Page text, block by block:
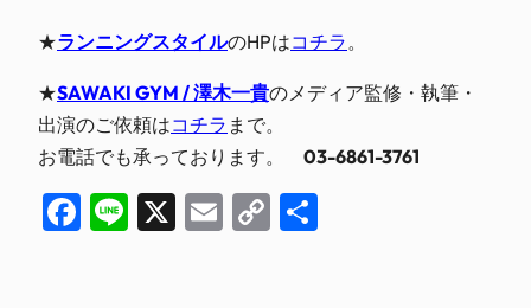
★ランニングスタイルのHPはコチラ。
★SAWAKI GYM / 澤木一貴のメディア監修・執筆・
出演のご依頼はコチラ まで。
お電話でも承っております。 03-6861-3761
Facebook
Line
X EmailCopy